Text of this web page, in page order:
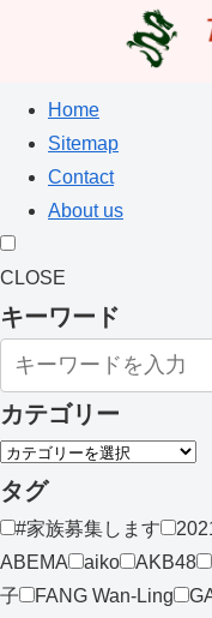
Home
Sitemap
Contact
About us
CLOSE
キーワード
カテゴリー
タグ
#家族募集します
ABEMA
aiko AKB48
子
FANG Wan-Ling